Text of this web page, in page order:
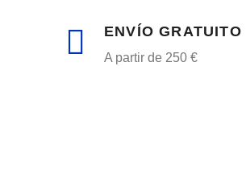
ENVÍO GRATUITO
A partir de 250 €